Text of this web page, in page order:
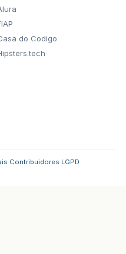
do Codigo
Contribuidores LGPD